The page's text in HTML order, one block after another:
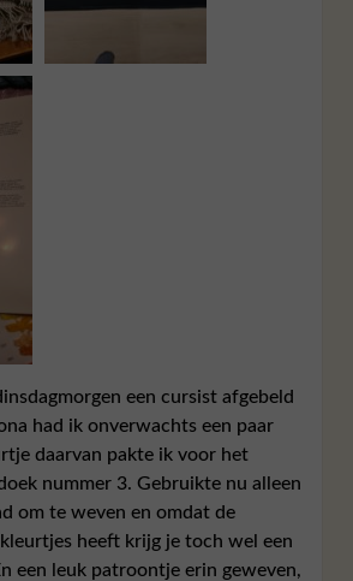
een cursist afgebeld
had ik onverwachts een paar
daarvan pakte ik voor het
nummer 3. Gebruikte nu alleen
om te weven en omdat de
heeft krijg je toch wel een
een leuk patroontje erin geweven,